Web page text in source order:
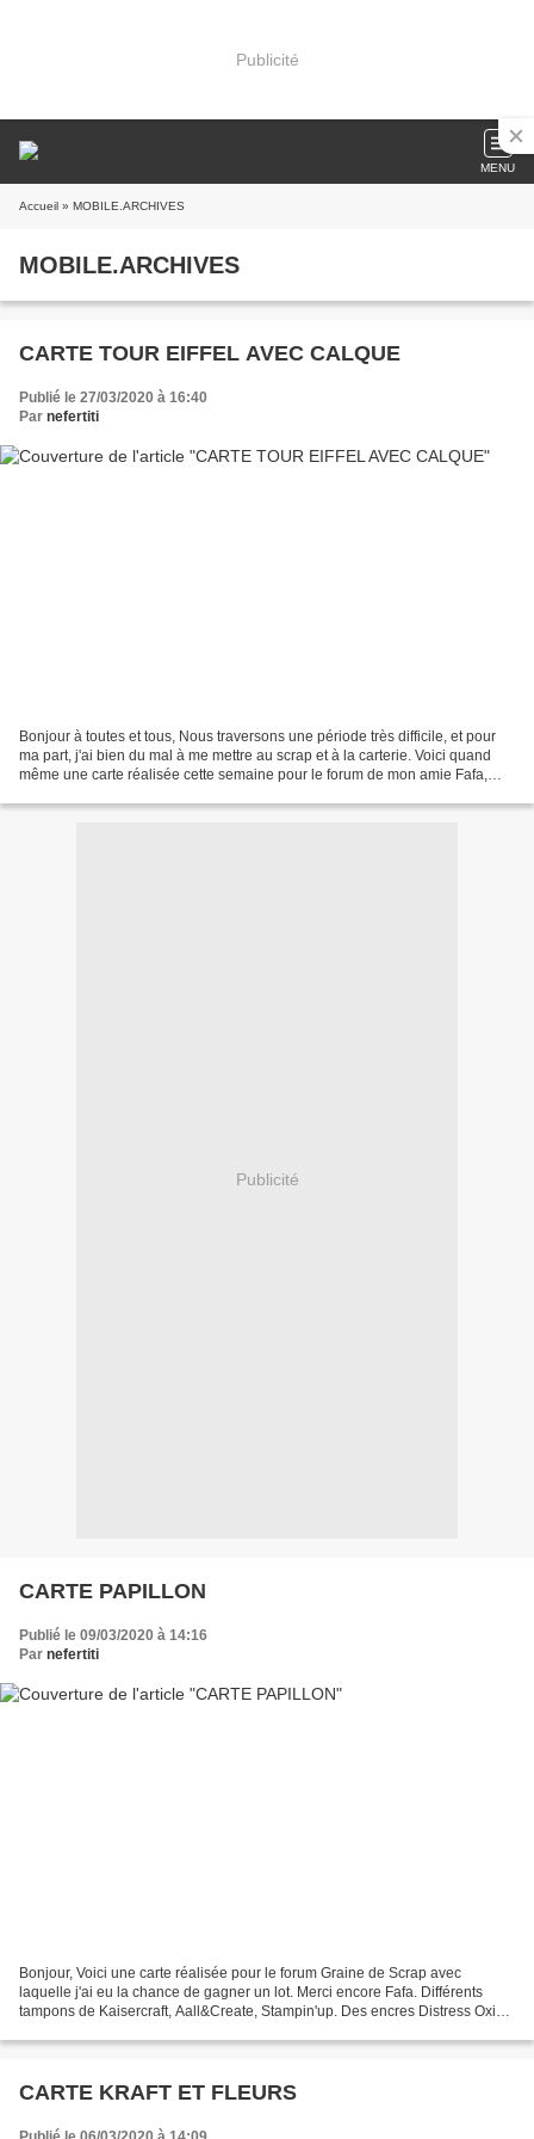
Publicité
MENU
Accueil » MOBILE.ARCHIVES
MOBILE.ARCHIVES
CARTE TOUR EIFFEL AVEC CALQUE
Publié le 27/03/2020 à 16:40
Par nefertiti
Bonjour à toutes et tous, Nous traversons une période très difficile, et pour
ma part, j'ai bien du mal à me mettre au scrap et à la carterie. Voici quand
même une carte réalisée cette semaine pour le forum de mon amie Fafa,
Publicité
CARTE PAPILLON
Publié le 09/03/2020 à 14:16
Par nefertiti
Bonjour, Voici une carte réalisée pour le forum Graine de Scrap avec
laquelle j'ai eu la chance de gagner un lot. Merci encore Fafa. Différents
tampons de Kaisercraft, Aall&Create, Stampin'up. Des encres Distress Oxide
CARTE KRAFT ET FLEURS